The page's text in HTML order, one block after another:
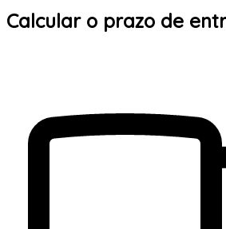
Calcular o prazo de